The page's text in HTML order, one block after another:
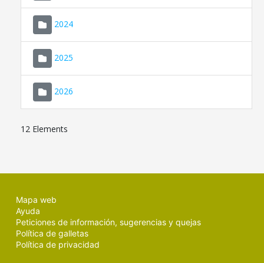
2024
2025
2026
12 Elements
Mapa web
Ayuda
Peticiones de información, sugerencias y quejas
Política de galletas
Política de privacidad